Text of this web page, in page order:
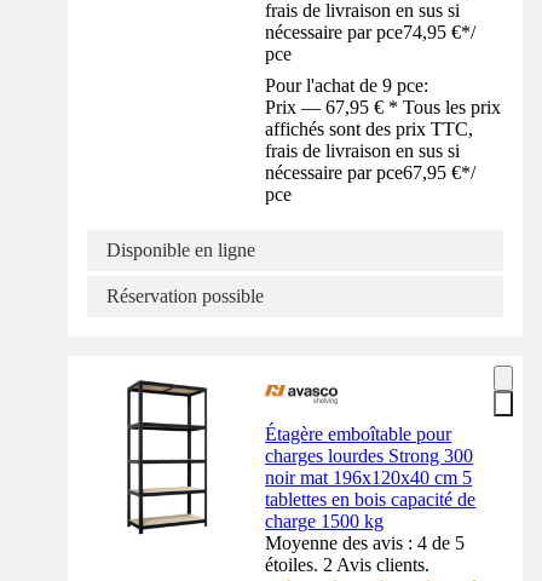
frais de livraison en sus si
nécessaire par pce74,95 €*/
pce
Pour l'achat de 9 pce:
Prix — 67,95 € * Tous les prix
affichés sont des prix TTC,
frais de livraison en sus si
nécessaire par pce67,95 €*/
pce
Disponible en ligne
Réservation possible
Étagère emboîtable pour
charges lourdes Strong 300
noir mat 196x120x40 cm 5
tablettes en bois capacité de
charge 1500 kg
Moyenne des avis : 4 de 5
étoiles. 2 Avis clients.